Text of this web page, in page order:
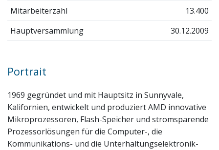
Mitarbeiterzahl
13.400
Hauptversammlung
30.12.2009
Portrait
1969 gegründet und mit Hauptsitz in Sunnyvale,
Kalifornien, entwickelt und produziert AMD innovative
Mikroprozessoren, Flash-Speicher und stromsparende
Prozessorlösungen für die Computer-, die
Kommunikations- und die Unterhaltungselektronik-